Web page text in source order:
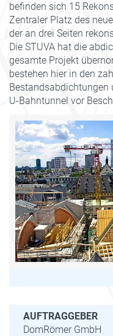
befinden sich 15
Zentraler Platz des
der an drei Seiten
Die STUVA hat die
gesamte Projekt
bestehen hier in den
Bestandsabdichtungen
U-Bahntunnel vor
AUFTRAGGEBER
DomRömer GmbH